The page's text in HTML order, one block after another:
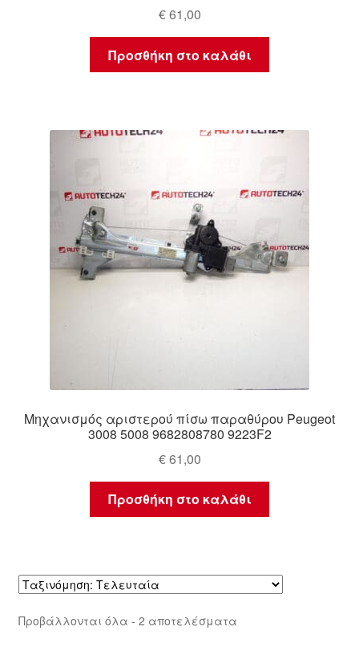
€61,00
Προσθήκη στο καλάθι
Μηχανισμός αριστερού πίσω παραθύρου Peugeot
3008 5008 9682808780 9223F2
€61,00
Προσθήκη στο καλάθι
Προβάλλονται όλα - 2 αποτελέσματαSorted